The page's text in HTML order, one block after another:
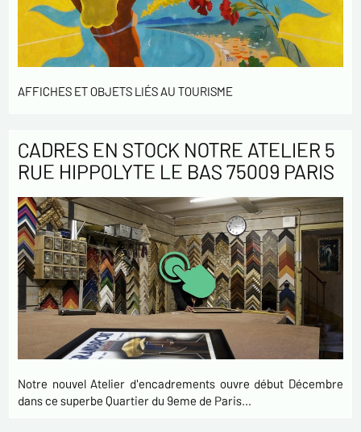
AFFICHES ET OBJETS LIÉS AU TOURISME
CADRES EN STOCK NOTRE ATELIER 5
RUE HIPPOLYTE LE BAS 75009 PARIS
Notre nouvel Atelier d'encadrements ouvre début Décembre
dans ce superbe Quartier du 9eme de Paris…